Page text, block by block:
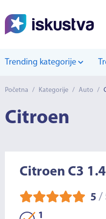
Trending kategorije
Početna / Kategorije / Auto /
Citroen
Citroen C3
5 /
1